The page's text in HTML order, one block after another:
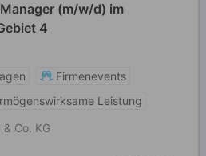
(m/w/d) im
4
Firmenevents
Leistung
Co. KG